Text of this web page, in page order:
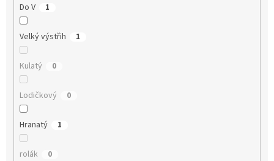
Do V 1
Velký výstřih 1
Kulatý 0
Lodičkový 0
Hranatý 1
rolák 0